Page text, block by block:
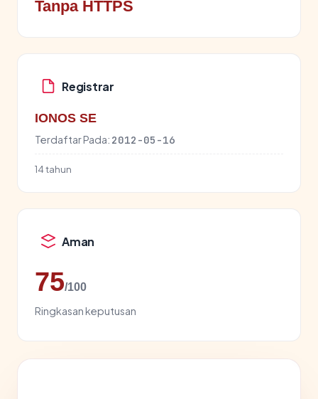
Tanpa HTTPS
Registrar
IONOS SE
Terdaftar Pada: 2012-05-16
14 tahun
Aman
75/100
Ringkasan keputusan